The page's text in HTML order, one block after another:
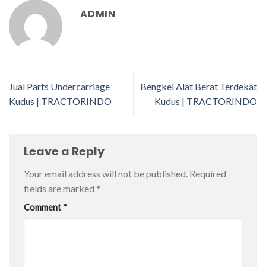
ADMIN
Jual Parts Undercarriage
Kudus | TRACTORINDO
Bengkel Alat Berat Terdekat
Kudus | TRACTORINDO
Leave a Reply
Your email address will not be published. Required
fields are marked *
Comment *